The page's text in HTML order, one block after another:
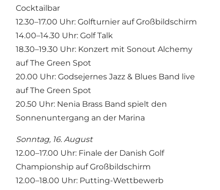
Cocktailbar
12.30–17.00 Uhr: Golfturnier auf Großbildschirm
14.00–14.30 Uhr: Golf Talk
18.30–19.30 Uhr: Konzert mit Sonout Alchemy
auf The Green Spot
20.00 Uhr: Godsejernes Jazz & Blues Band live
auf The Green Spot
20.50 Uhr: Nenia Brass Band spielt den
Sonnenuntergang an der Marina
Sonntag, 16. August
12.00–17.00 Uhr: Finale der Danish Golf
Championship auf Großbildschirm
12.00–18.00 Uhr: Putting-Wettbewerb